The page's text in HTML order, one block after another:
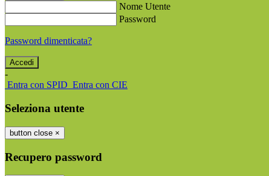
Nome Utente
Password
Password dimenticata?
-
Entra con SPID Entra con CIE
Seleziona utente
button close ×
Recupero password